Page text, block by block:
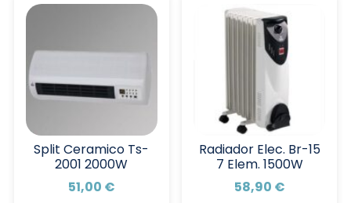
Split Ceramico Ts-
2001 2000W
51,00 €
Radiador Elec. Br-15
7 Elem. 1500W
58,90 €